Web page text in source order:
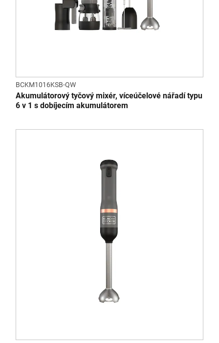
BCKM1016KSB-QW
Akumulátorový tyčový mixér, víceúčelové nářadí typu
6 v 1 s dobíjecím akumulátorem